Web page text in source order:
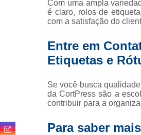
Com uma ampla
é claro, rolos de
com a satisfação do
Entre em
Etiquetas e
Se você busca
da CortPress são a
contribuir para a
Para saber